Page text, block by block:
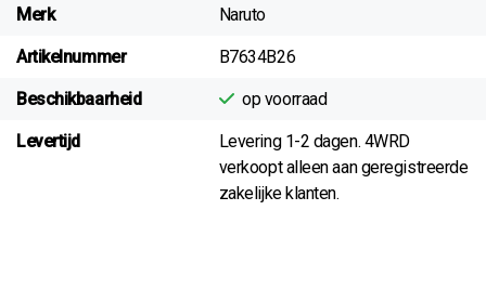
Merk Naruto
Artikelnummer B7634B26
Beschikbaarheid op voorraad
Levertijd
Levering 1-2 dagen. 4WRD
verkoopt alleen aan geregistreerde
zakelijke klanten.